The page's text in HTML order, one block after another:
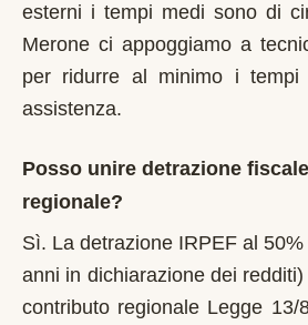
esterni i tempi medi sono di
Merone ci appoggiamo a
per ridurre al minimo i
assistenza.
Posso unire detrazione
regionale?
Sì. La detrazione IRPEF al
anni in dichiarazione dei redditi)
contributo regionale Legge 13/